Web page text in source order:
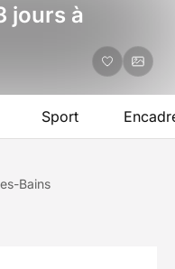
jours à
Sport
Bains